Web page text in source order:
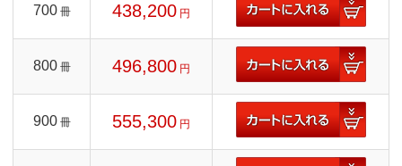
700 冊 438,200 円
800 冊 496,800 円
900 冊 555,300 円